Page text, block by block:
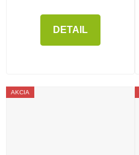
DETAIL
AKCIA